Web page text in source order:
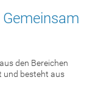
den Bereichen
und besteht aus